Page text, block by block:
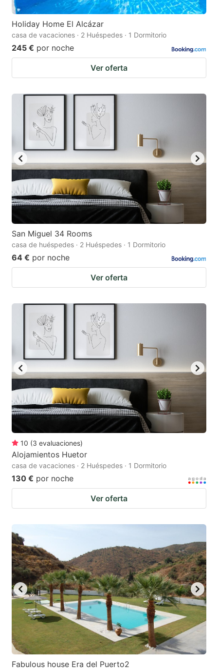
Holiday Home El Alcázar
casa de vacaciones · 2 Huéspedes · 1 Dormitorio
245 € por noche
Ver oferta
San Miguel 34 Rooms
casa de huéspedes · 2 Huéspedes · 1 Dormitorio
64 € por noche
Ver oferta
10 (3 evaluaciones)
Alojamientos Huetor
casa de vacaciones · 2 Huéspedes · 1 Dormitorio
130 € por noche
Ver oferta
Fabulous house Era del Puerto2